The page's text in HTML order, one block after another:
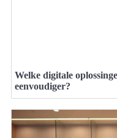
Welke digitale
eenvoudiger?